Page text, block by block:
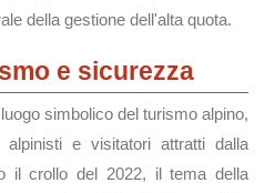
della gestione dell'alta quota.
e sicurezza
simbolico del turismo alpino,
alpinisti e visitatori attratti dalla
il crollo del 2022, il tema della